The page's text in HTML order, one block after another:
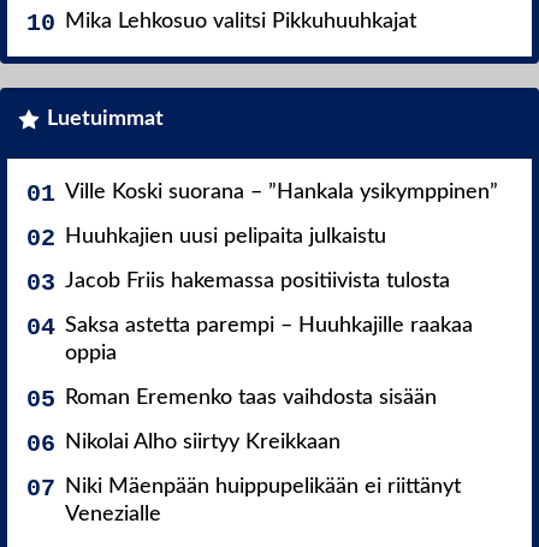
Mika Lehkosuo valitsi Pikkuhuuhkajat
Luetuimmat
Ville Koski suorana – ”Hankala ysikymppinen”
Huuhkajien uusi pelipaita julkaistu
Jacob Friis hakemassa positiivista tulosta
Saksa astetta parempi – Huuhkajille raakaa
oppia
Roman Eremenko taas vaihdosta sisään
Nikolai Alho siirtyy Kreikkaan
Niki Mäenpään huippupelikään ei riittänyt
Venezialle